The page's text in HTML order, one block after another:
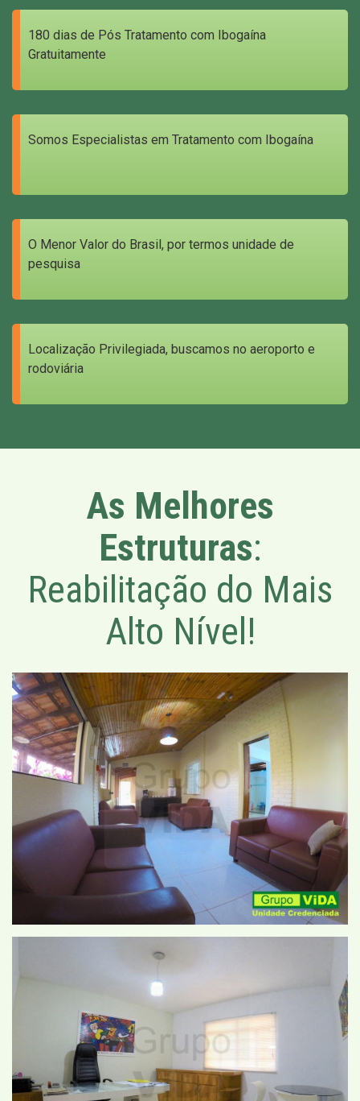
180 dias de Pós Tratamento com Ibogaína
Gratuitamente
Somos Especialistas em Tratamento com Ibogaína
O Menor Valor do Brasil, por termos unidade de
pesquisa
Localização Privilegiada, buscamos no aeroporto e
rodoviária
As Melhores
Estruturas:
Reabilitação do Mais
Alto Nível!